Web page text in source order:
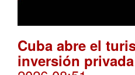
Cuba abre el
inversión privada